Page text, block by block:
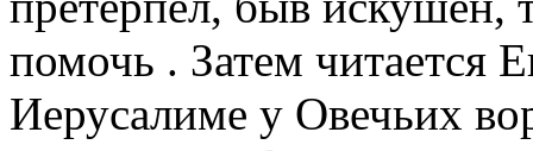
помочь . Затем читается
Иерусалиме у Овечьих